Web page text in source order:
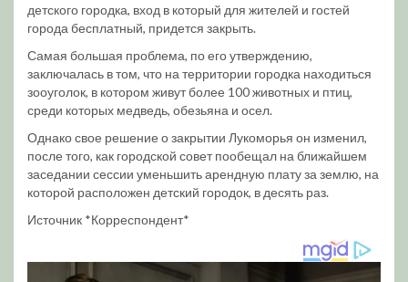
детского городка, вход в который для жителей и гостей
города бесплатный, придется закрыть.
Самая большая проблема, по его утверждению,
заключалась в том, что на территории городка находиться
зооуголок, в котором живут более 100 животных и птиц,
среди которых медведь, обезьяна и осел.
Однако свое решение о закрытии Лукоморья он изменил,
после того, как городской совет пообещал на ближайшем
заседании сессии уменьшить арендную плату за землю, на
которой расположен детский городок, в десять раз.
Источник *Корреспондент*